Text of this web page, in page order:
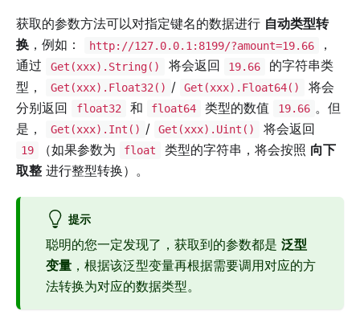
获取的参数方法可以对指定键名的数据进行 自动类型转
换 ，例如： http://127.0.0.1:8199/?amount=19.66
，
通过
Get(xxx).String() 将会返回 19.66
的字符串类
型，
Get(xxx).Float32() / Get(xxx).Float64()
将会
分别返回
float32 和 float64 类型的数值 19.66 。但
是，
Get(xxx).Int() / Get(xxx).Uint() 将会返回
19 （如果参数为 float 类型的字符串，将会按照 向下
取整 进行整型转换）。
提示
聪明的您一定发现了，获取到的参数都是 泛型
变量 ，根据该泛型变量再根据需要调用对应的方
法转换为对应的数据类型。